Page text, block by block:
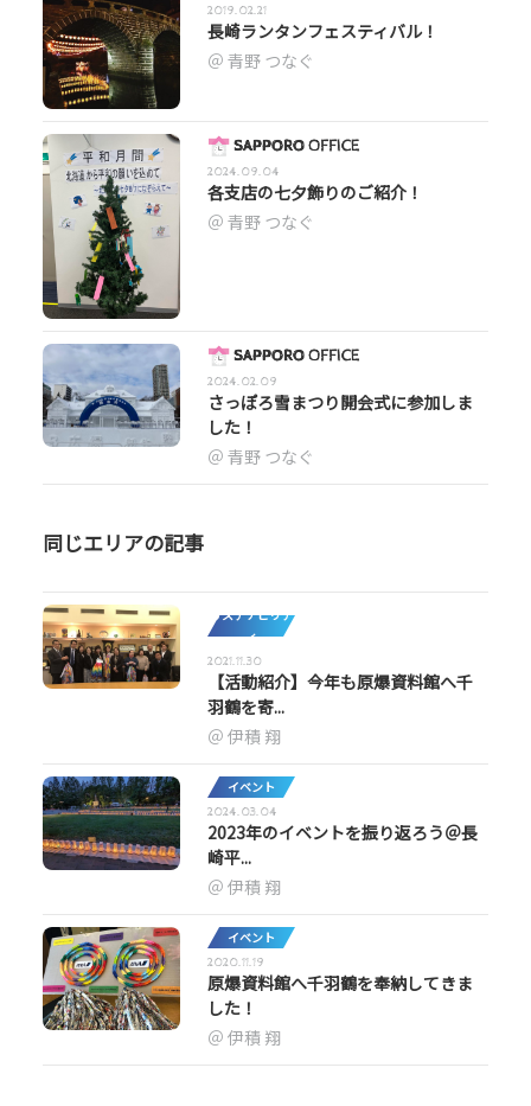
2019.02.21
長崎ランタンフェスティバル！
青野 つなぐ
2024.09.04
各支店の七夕飾りのご紹介！
青野 つなぐ
2024.02.09
さっぽろ雪まつり開会式に参加しま
した！
青野 つなぐ
同じエリアの記事
サステナビリテ
ィ
2021.11.30
【活動紹介】今年も原爆資料館へ千
羽鶴を寄...
伊積 翔
イベント
2024.03.04
2023年のイベントを振り返ろう＠長
崎平...
伊積 翔
イベント
2020.11.19
原爆資料館へ千羽鶴を奉納してきま
した！
伊積 翔